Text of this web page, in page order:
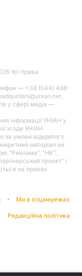
Усі права
— +38 (044) 498-
у сфері медіа —
інформації УНІАН у
згоди УНІАН.
за умови відкритого
матеріал не
"Реклама", "НК",
проект" і
на правах
Ми в соцмережах
Редакційна політика